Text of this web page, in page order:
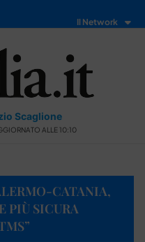
Il Network
Scaglione
ALLE 10:10
CATANIA,
PIÙ SICURA